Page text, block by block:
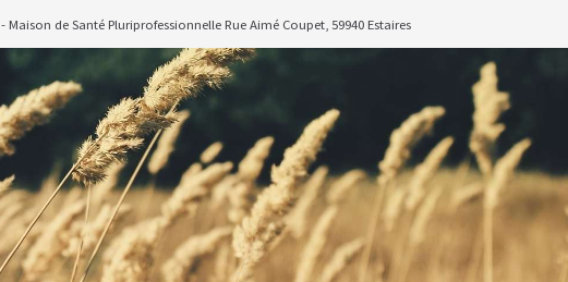
- Maison de Santé Pluriprofessionnelle Rue Aimé Coupet, 59940 Estaires